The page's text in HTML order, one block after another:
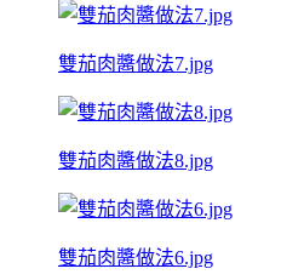
雙茄肉醬做法7.jpg
雙茄肉醬做法8.jpg
雙茄肉醬做法6.jpg